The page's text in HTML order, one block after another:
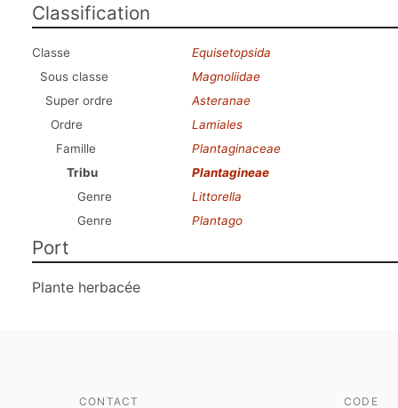
Classification
Classe
Equisetopsida
Sous classe
Magnoliidae
Super ordre
Asteranae
Ordre
Lamiales
Famille
Plantaginaceae
Tribu
Plantagineae
Genre
Littorella
Genre
Plantago
Port
Plante herbacée
CONTACT CODE